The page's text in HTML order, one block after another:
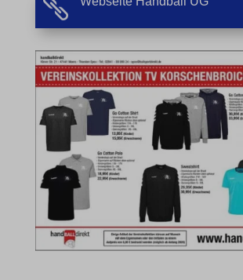

et-editing-post-*
et-reloaded-post-*
et-saved-post*
MicrosoftApplicationsTelemetryDeviceId
MicrosoftApplicationsTelemetryFirstLaunchTime
rand_code_*
ssm_au_c